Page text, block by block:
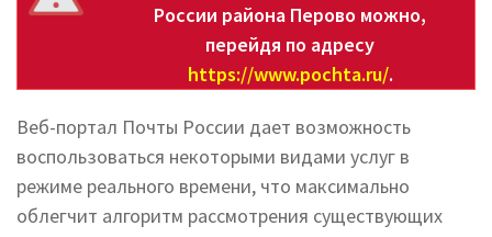
России района Перово можно,
перейдя по адресу
https://www.pochta.ru/.
Веб-портал Почты России дает возможность
воспользоваться некоторыми видами услуг в
режиме реального времени, что максимально
облегчит алгоритм рассмотрения существующих